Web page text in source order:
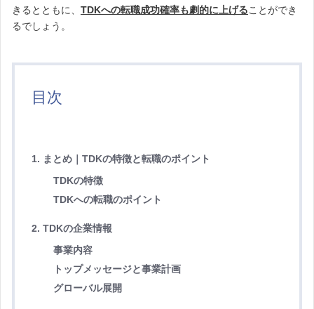
きるとともに、 TDKへの転職成功確率も劇的に上げることができ
るでしょう。
目次
1. まとめ｜TDKの特徴と転職のポイント
TDKの特徴
TDKへの転職のポイント
2. TDKの企業情報
事業内容
トップメッセージと事業計画
グローバル展開